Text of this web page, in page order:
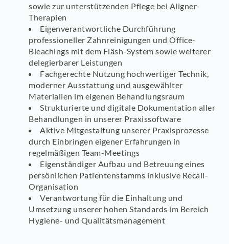
sowie zur unterstützenden Pflege bei Aligner-
Therapien
Eigenverantwortliche Durchführung
professioneller Zahnreinigungen und Office-
Bleachings mit dem Fläsh-System sowie weiterer
delegierbarer Leistungen
Fachgerechte Nutzung hochwertiger Technik,
moderner Ausstattung und ausgewählter
Materialien im eigenen Behandlungsraum
Strukturierte und digitale Dokumentation aller
Behandlungen in unserer Praxissoftware
Aktive Mitgestaltung unserer Praxisprozesse
durch Einbringen eigener Erfahrungen in
regelmäßigen Team-Meetings
Eigenständiger Aufbau und Betreuung eines
persönlichen Patientenstamms inklusive Recall-
Organisation
Verantwortung für die Einhaltung und
Umsetzung unserer hohen Standards im Bereich
Hygiene- und Qualitätsmanagement